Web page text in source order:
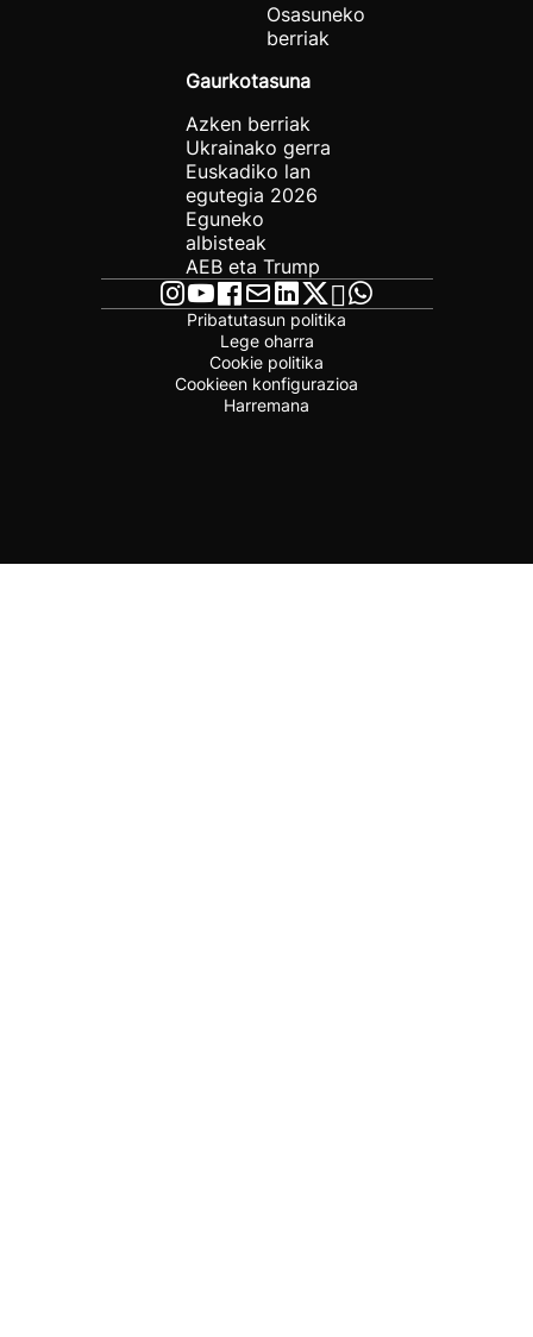
Osasuneko
berriak
Gaurkotasuna
Azken berriak
Ukrainako gerra
Euskadiko lan
egutegia 2026
Eguneko
albisteak
AEB eta Trump
Pribatutasun politika
Lege oharra
Cookie politika
Cookieen konfigurazioa
Harremana